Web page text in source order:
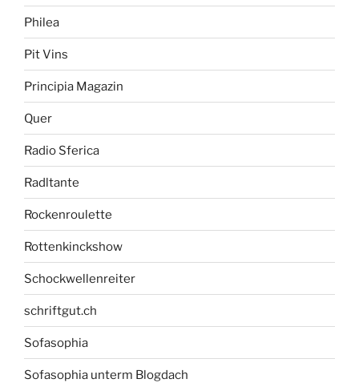
Philea
Pit Vins
Principia Magazin
Quer
Radio Sferica
Radltante
Rockenroulette
Rottenkinckshow
Schockwellenreiter
schriftgut.ch
Sofasophia
Sofasophia unterm Blogdach